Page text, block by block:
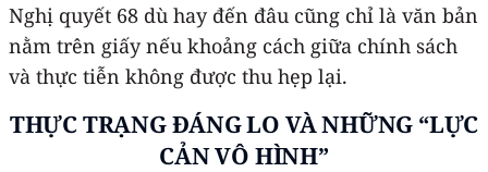
Nghị quyết 68 dù hay đến đâu cũng chỉ là văn bản
nằm trên giấy nếu khoảng cách giữa chính sách
và thực tiễn không được thu hẹp lại.
THỰC TRẠNG ĐÁNG LO VÀ NHỮNG “LỰC
CẢN VÔ HÌNH”